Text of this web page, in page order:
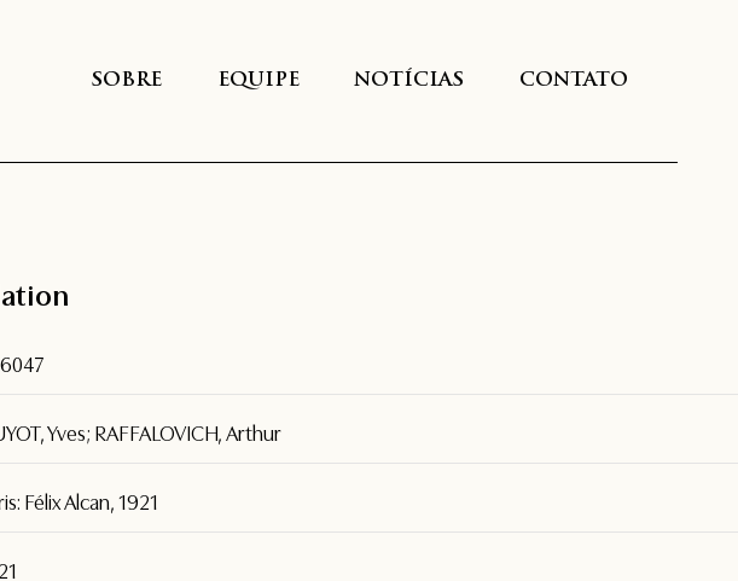
SOBRE EQUIPE NOTÍCIAS CONTATO
Yves; RAFFALOVICH, Arthur
Félix Alcan, 1921